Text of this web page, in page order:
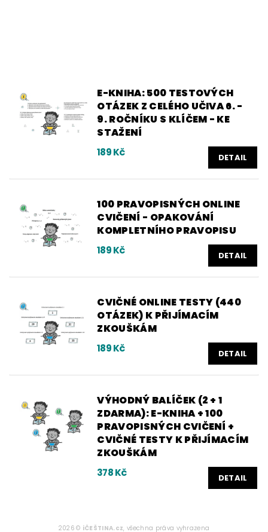
E-KNIHA: 500 TESTOVÝCH
OTÁZEK Z CELÉHO UČIVA 6. -
9. ROČNÍKU S KLÍČEM - KE
STAŽENÍ
189 Kč DETAIL
100 PRAVOPISNÝCH ONLINE
CVIČENÍ - OPAKOVÁNÍ
KOMPLETNÍHO PRAVOPISU
189 Kč DETAIL
CVIČNÉ ONLINE TESTY (440
OTÁZEK) K PŘIJÍMACÍM
ZKOUŠKÁM
189 Kč DETAIL
VÝHODNÝ BALÍČEK (2 + 1
ZDARMA): E-KNIHA + 100
PRAVOPISNÝCH CVIČENÍ +
CVIČNÉ TESTY K PŘIJÍMACÍM
ZKOUŠKÁM
378 Kč DETAIL
2026 © iČEŠTINA.cz, všechna práva vyhrazena